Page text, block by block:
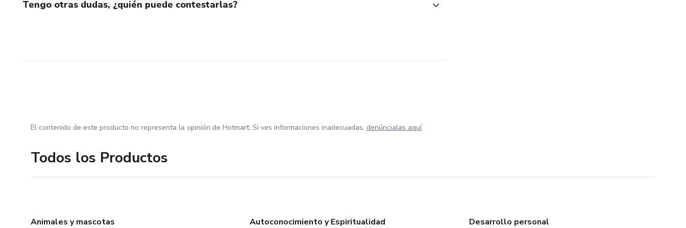
Tengo otras dudas, ¿quién puede contestarlas?
El contenido de este producto no representa la opinión de Hotmart. Si ves informaciones inadecuadas, denúncialas aquí
Todos los Productos
Animales y mascotas Autoconocimiento y Espiritualidad Desarrollo personal